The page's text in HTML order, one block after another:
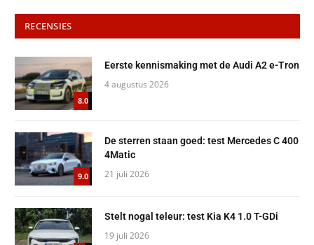
RECENSIES
8.0
Eerste kennismaking met de Audi A2 e-Tron
4 augustus 2026
9.0
De sterren staan goed: test Mercedes C 400
4Matic
21 juli 2026
Stelt nogal teleur: test Kia K4 1.0 T-GDi
19 juli 2026